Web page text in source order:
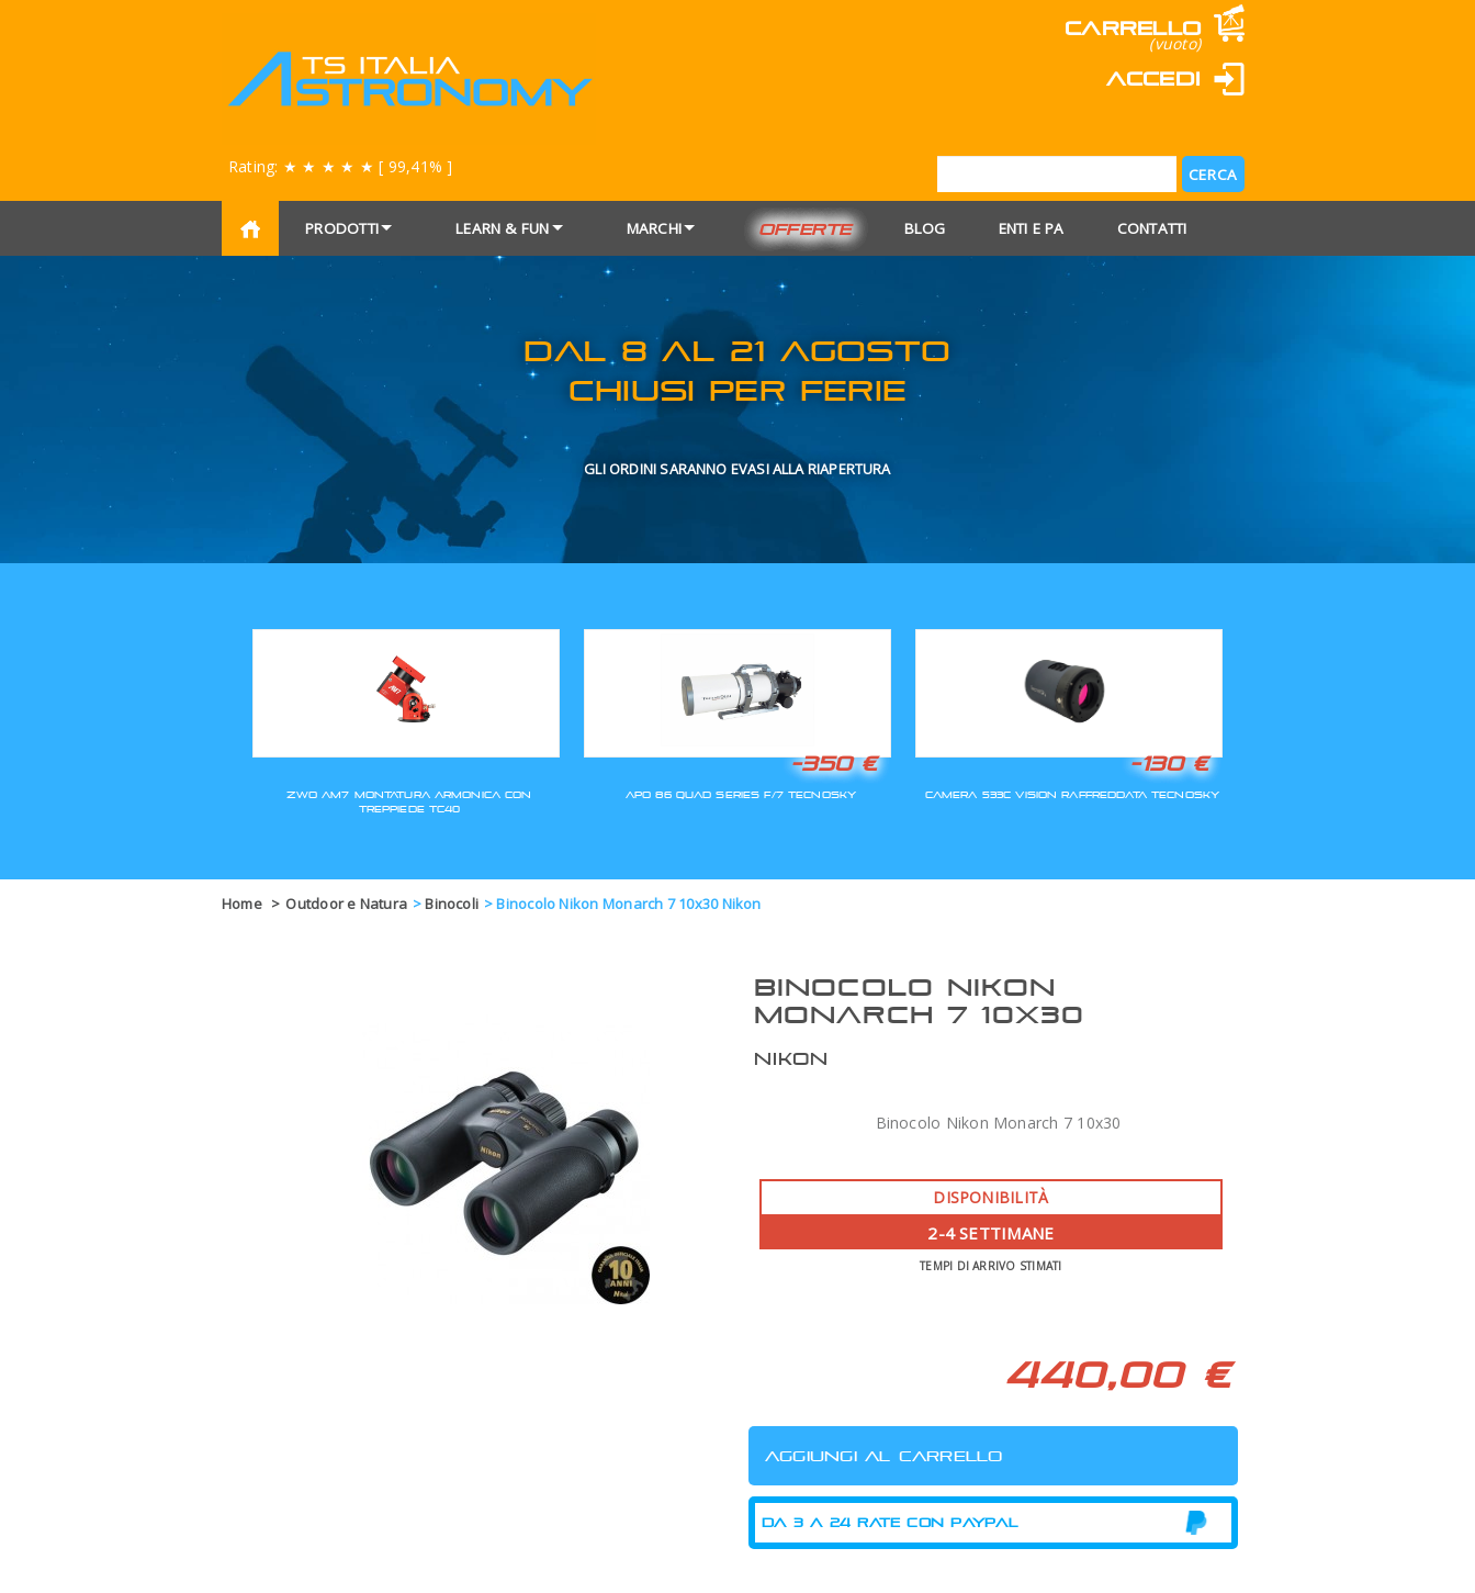
Carrello
(vuoto)
Accedi
Rating: ★ ★ ★ ★ ★ [ 99,41% ]
PRODOTTI LEARN & FUN MARCHI OFFERTE BLOG ENTI E PA CONTATTI
DAL 8 AL 21 AGOSTO
CHIUSI PER FERIE
Home > Outdoor e Natura >Binocoli >Binocolo Nikon Monarch 7 10x30 Nikon
BINOCOLO NIKON
MONARCH 7 10X30
NIKON
Binocolo Nikon Monarch 7 10x30
DISPONIBILITÀ
2-4 SETTIMANE
TEMPI DI ARRIVO STIMATI
440,00 €